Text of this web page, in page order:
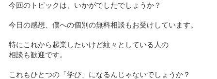
今回のトピックは、いかがでしたでしょうか？
今日の感想、僕への個別の無料相談もお受けしています。
特にこれから起業したいけど紋々としている人の
相談も歓迎です。
これもひとつの「学び」になるんじゃないでしょうか？